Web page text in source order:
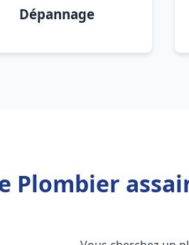
Dépannage
Plombier